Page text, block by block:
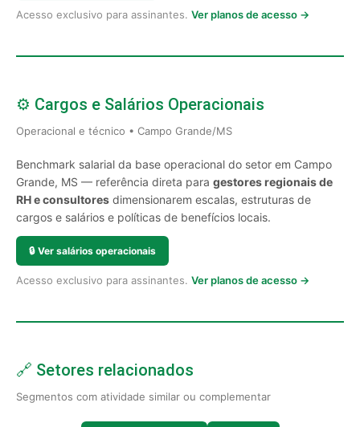
Acesso exclusivo para assinantes. Ver planos de acesso →
⚙️ Cargos e Salários Operacionais
Operacional e técnico • Campo Grande/MS
Benchmark salarial da base operacional do setor em Campo
Grande, MS — referência direta para gestores regionais de
RH e consultores dimensionarem escalas, estruturas de
cargos e salários e políticas de benefícios locais.
🔒 Ver salários operacionais
Acesso exclusivo para assinantes. Ver planos de acesso →
🔗 Setores relacionados
Segmentos com atividade similar ou complementar